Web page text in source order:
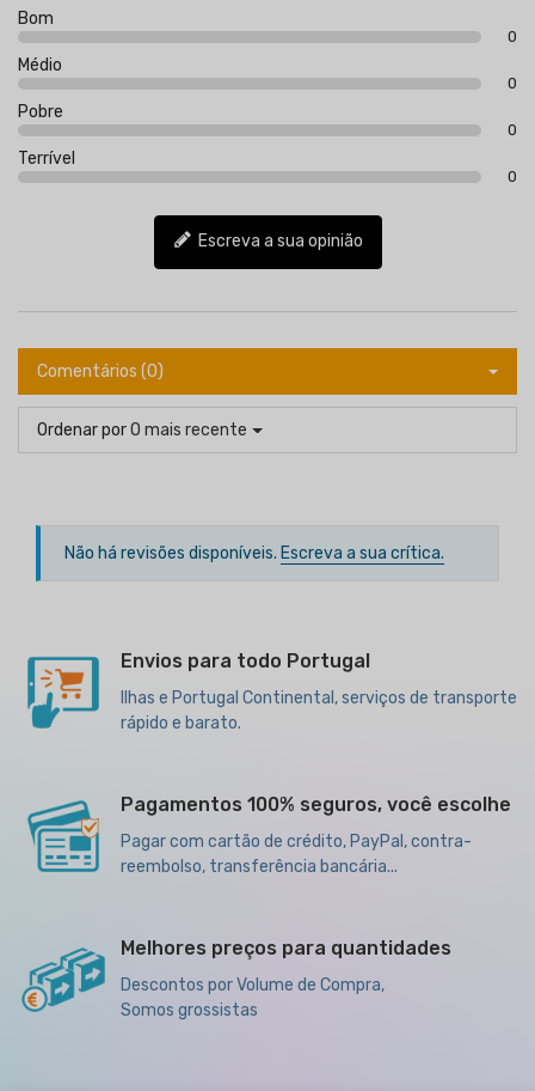
Bom
0
Médio
0
Pobre
0
Terrível
0
Escreva a sua opinião
Comentários (0)
Ordenar porO mais recente
Não há revisões disponíveis. Escreva a sua crítica.
Envios para todo Portugal
Ilhas e Portugal Continental, serviços de transporte
rápido e barato.
Pagamentos 100% seguros, você escolhe
Pagar com cartão de crédito, PayPal, contra-
reembolso, transferência bancária...
Melhores preços para quantidades
Descontos por Volume de Compra,
Somos grossistas